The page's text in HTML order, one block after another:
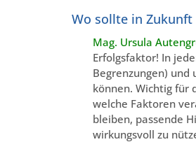
Wo sollte in
Mag. Ursula
Erfolgsfaktor! In
Begrenzungen)
können. Wichtig für
welche Faktoren
bleiben, passende
wirkungsvoll zu